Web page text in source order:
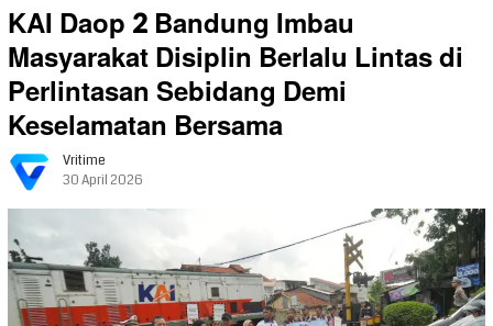
KAI Daop 2 Bandung Imbau
Masyarakat Disiplin Berlalu Lintas di
Perlintasan Sebidang Demi
Keselamatan Bersama
Vritime
30 April 2026